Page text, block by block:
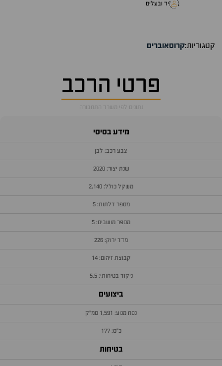
יד ובעלים
קטגוריות:קרוסאוברים
פרטי הרכב
נתונים לפי משרד התחבורה
מידע בסיסי
צבע רכב: לבן
שנת יצור: 2020
משקל כולל: 2,140
מספר דלתות: 5
מספר מושבים: 5
מדד ירוק: 226
קבוצת זיהום: 14
ניקוד בטיחותי: 5.5
ביצועים
נפח מנוע: 1,591 סמ״ק
כ״ס: 177
בטיחות